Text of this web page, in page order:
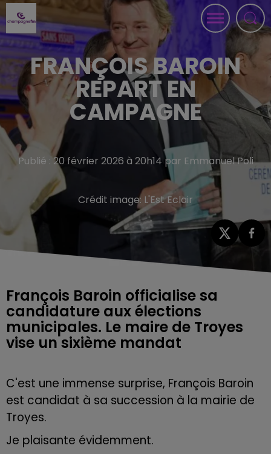
FRANÇOIS BAROIN
REPART EN
CAMPAGNE
Publié : 20 février 2026 à 20h14 par Emmanuel Poli
Crédit image: L'Est Eclair
François Baroin officialise sa
candidature aux élections
municipales. Le maire de Troyes
vise un sixième mandat
C'est une immense surprise, François Baroin
est candidat à sa succession à la mairie de
Troyes.
Je plaisante évidemment.